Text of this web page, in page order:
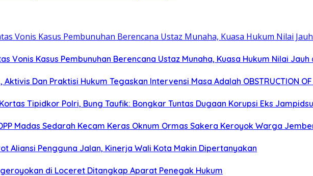
Vonis Kasus Pembunuhan Berencana Ustaz Munaha, Kuasa Hukum Nilai
Dan Praktisi Hukum Tegaskan Intervensi Masa Adalah OBSTRUCTION OF
Tipidkor Polri, Bung Taufik: Bongkar Tuntas Dugaan Korupsi Eks
Madas Sedarah Kecam Keras Oknum Ormas Sakera Keroyok Warga
Aliansi Pengguna Jalan, Kinerja Wali Kota Makin Dipertanyakan
di Loceret Ditangkap Aparat Penegak Hukum